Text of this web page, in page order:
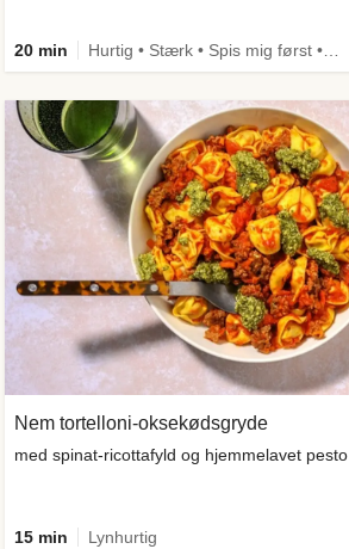
Nem tortelloni-oksekødsgryde
med spinat-ricottafyld og hjemmelavet pesto
15 min Lynhurtig
20 min